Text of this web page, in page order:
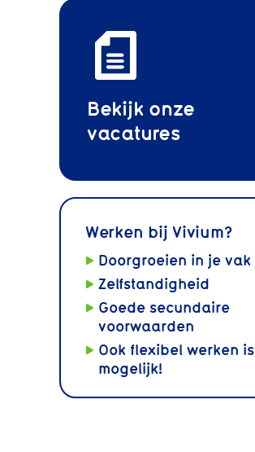
Bekijk onze
vacatures
Werken bij Vivium?
Doorgroeien in je vak
Zelfstandigheid
Goede secundaire
voorwaarden
Ook flexibel werken is
mogelijk!